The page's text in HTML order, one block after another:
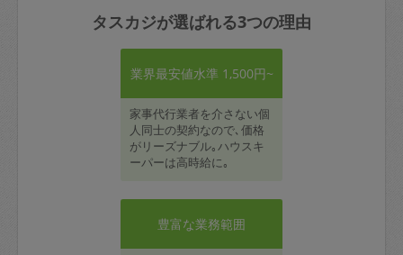
タスカジが選ばれる3つの理由
業界最安値水準 1,500円~
家事代行業者を介さない個
人同士の契約なので､価格
がリーズナブル｡ハウスキ
ーパーは高時給に｡
豊富な業務範囲